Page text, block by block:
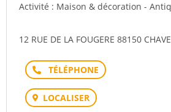
Activité : Maison & décoration -
12 RUE DE LA FOUGERE 88150
Téléphone
LOCALISER